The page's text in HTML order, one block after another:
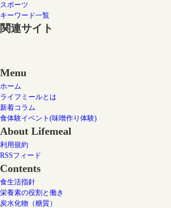
スポーツ
キーワード一覧
関連サイト
Menu
ホーム
ライフミールとは
新着コラム
食体験イベント(味噌作り体験)
About Lifemeal
利用規約
RSSフィード
Contents
食生活指針
栄養素の役割と働き
炭水化物（糖質）